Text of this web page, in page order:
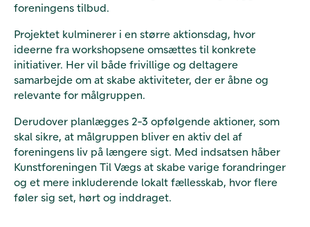
foreningens tilbud.
Projektet kulminerer i en større aktionsdag, hvor
ideerne fra workshopsene omsættes til konkrete
initiativer. Her vil både frivillige og deltagere
samarbejde om at skabe aktiviteter, der er åbne og
relevante for målgruppen.
Derudover planlægges 2-3 opfølgende aktioner, som
skal sikre, at målgruppen bliver en aktiv del af
foreningens liv på længere sigt. Med indsatsen håber
Kunstforeningen Til Vægs at skabe varige forandringer
og et mere inkluderende lokalt fællesskab, hvor flere
føler sig set, hørt og inddraget.